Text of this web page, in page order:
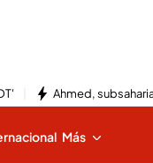
Ahmed,
Más